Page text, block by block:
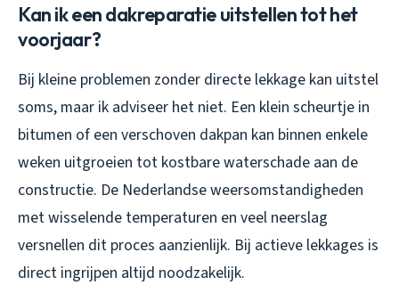
Kan ik een dakreparatie uitstellen tot het
voorjaar?
Bij kleine problemen zonder directe lekkage kan uitstel
soms, maar ik adviseer het niet. Een klein scheurtje in
bitumen of een verschoven dakpan kan binnen enkele
weken uitgroeien tot kostbare waterschade aan de
constructie. De Nederlandse weersomstandigheden
met wisselende temperaturen en veel neerslag
versnellen dit proces aanzienlijk. Bij actieve lekkages is
direct ingrijpen altijd noodzakelijk.